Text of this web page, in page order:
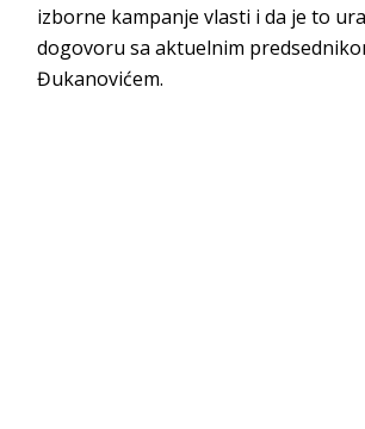
izborne kampanje vlasti i da je to
dogovoru sa aktuelnim
Đukanovićem.